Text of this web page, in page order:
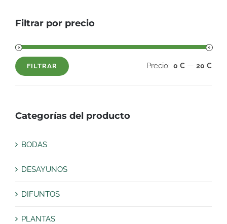
Filtrar por precio
Precio
Precio
FILTRAR Precio: 0 € — 20 €
Categorías del producto
BODAS
DESAYUNOS
DIFUNTOS
PLANTAS